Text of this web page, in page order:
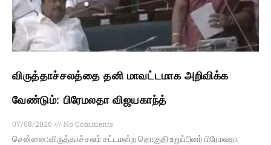
விருத்தாச்சலத்தை தனி மாவட்டமாக அறிவிக்க
வேண்டும்: பிரேமலதா விஜயகாந்த்
07/08/2026
No Comments
சென்னை:விருத்தாச்சலம் சட்டமன்ற தொகுதி உறுப்பினர் பிரேமலதா